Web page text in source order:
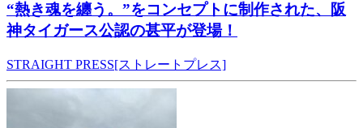
“熱き魂を纏う。”をコンセプトに制作された、阪
神タイガース公認の甚平が登場！
STRAIGHT PRESS[ストレートプレス]